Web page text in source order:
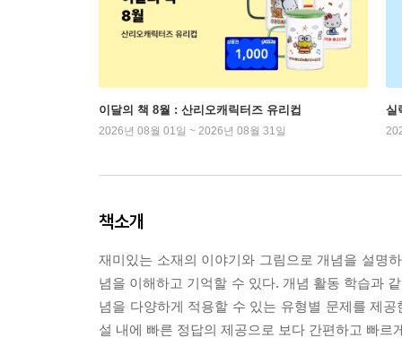
이달의 책 8월 : 산리오캐릭터즈 유리컵
2026년 08월 01일 ~ 2026년 08월 31일
실
책소개
재미있는 소재의 이야기와 그림으로 개념을 설명
념을 이해하고 기억할 수 있다. 개념 활동 학습과
념을 다양하게 적용할 수 있는 유형별 문제를 제
설 내에 빠른 정답의 제공으로 보다 간편하고 빠르